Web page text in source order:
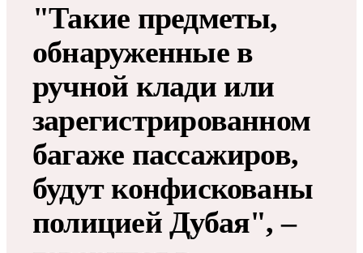
"Такие предметы,
обнаруженные в
ручной клади или
зарегистрированном
багаже пассажиров,
будут конфискованы
полицией Дубая", –